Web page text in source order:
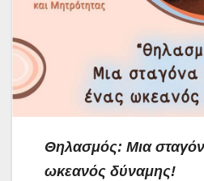
Θηλασμός: Μια
ωκεανός δύναμης!